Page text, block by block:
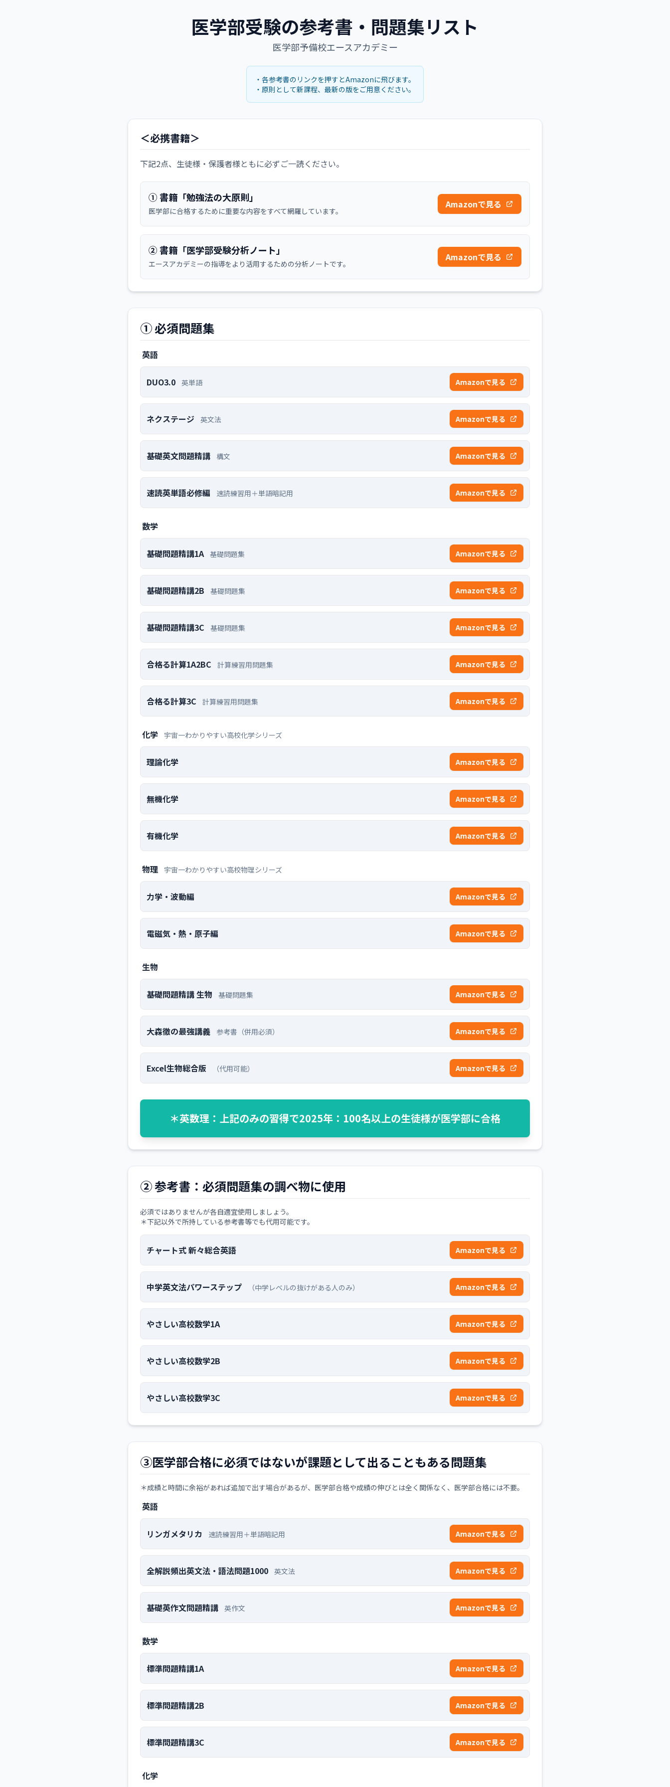
医学部受験の参考書・問題集リスト
医学部予備校エースアカデミー
・各参考書のリンクを押すとAmazonに飛びます。
・原則として新課程、最新の版をご用意ください。
＜必携書籍＞
下記2点、生徒様・保護者様ともに必ずご一読ください。
① 書籍「勉強法の大原則」
医学部に合格するために重要な内容をすべて網羅しています。
Amazonで見る
② 書籍「医学部受験分析ノート」
エースアカデミーの指導をより活用するための分析ノートです。
Amazonで見る
① 必須問題集
英語
DUO3.0 英単語 Amazonで見る
ネクステージ 英文法 Amazonで見る
基礎英文問題精講 構文 Amazonで見る
速読英単語必修編 速読練習用＋単語暗記用 Amazonで見る
数学
基礎問題精講1A 基礎問題集 Amazonで見る
基礎問題精講2B 基礎問題集 Amazonで見る
基礎問題精講3C 基礎問題集 Amazonで見る
合格る計算1A2BC 計算練習用問題集 Amazonで見る
合格る計算3C 計算練習用問題集 Amazonで見る
化学 宇宙一わかりやすい高校化学シリーズ
理論化学 Amazonで見る
無機化学 Amazonで見る
有機化学 Amazonで見る
物理 宇宙一わかりやすい高校物理シリーズ
力学・波動編 Amazonで見る
電磁気・熱・原子編 Amazonで見る
生物
基礎問題精講 生物 基礎問題集 Amazonで見る
大森徹の最強講義 参考書（併用必須） Amazonで見る
Excel生物総合版 （代用可能） Amazonで見る
＊英数理：上記のみの習得で2025年：100名以上の生徒様が医学部に合格
② 参考書：必須問題集の調べ物に使用
必須ではありませんが各自適宜使用しましょう。
＊下記以外で所持している参考書等でも代用可能です。
チャート式 新々総合英語 Amazonで見る
中学英文法パワーステップ （中学レベルの抜けがある人のみ） Amazonで見る
やさしい高校数学1A Amazonで見る
やさしい高校数学2B Amazonで見る
やさしい高校数学3C Amazonで見る
③医学部合格に必須ではないが課題として出ることもある問題集
＊成績と時間に余裕があれば追加で出す場合があるが、医学部合格や成績の伸びとは全く関係なく、医学部合格には不要。
英語
リンガメタリカ 速読練習用＋単語暗記用 Amazonで見る
全解説頻出英文法・語法問題1000 英文法 Amazonで見る
基礎英作文問題精講 英作文 Amazonで見る
数学
標準問題精講1A Amazonで見る
標準問題精講2B Amazonで見る
標準問題精講3C Amazonで見る
化学